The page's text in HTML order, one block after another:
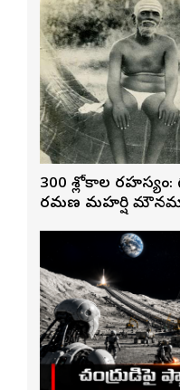
300 శ్లోకాల
రమణ మహర్షి